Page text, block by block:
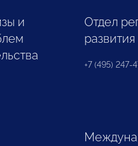
и
Отдел
развития
+7 (495) 247-